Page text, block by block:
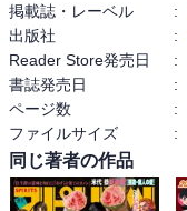
掲載誌・レーベル
:
出版社
:
Reader Store発売日
:
書誌発売日
:
ページ数
:
ファイルサイズ
:
同じ著者の作品